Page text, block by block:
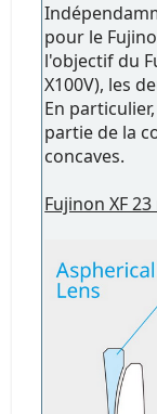
pour le
l'objectif du
X100V), les
En
partie de la
concaves.
Fujinon XF